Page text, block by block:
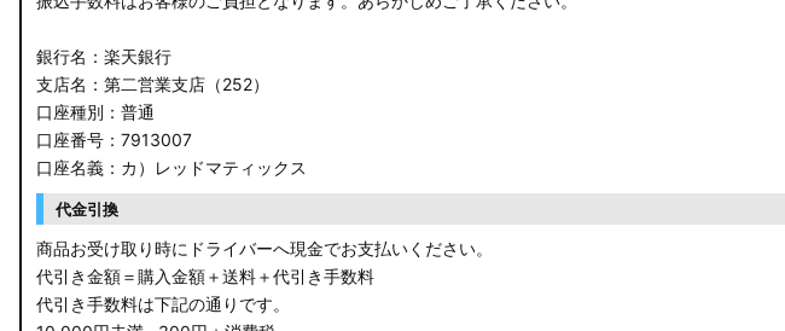
T32 エクストレイル
C28 セレナ
B21A デイズルークス
E13 ノート
銀行名：楽天銀行
支店名：第二営業支店（252）
口座種別：普通
口座番号：7913007
口座名義：カ）レッドマティックス
代金引換
商品お受け取り時にドライバーへ現金でお支払いください。
代引き金額＝購入金額＋送料＋代引き手数料
代引き手数料は下記の通りです。